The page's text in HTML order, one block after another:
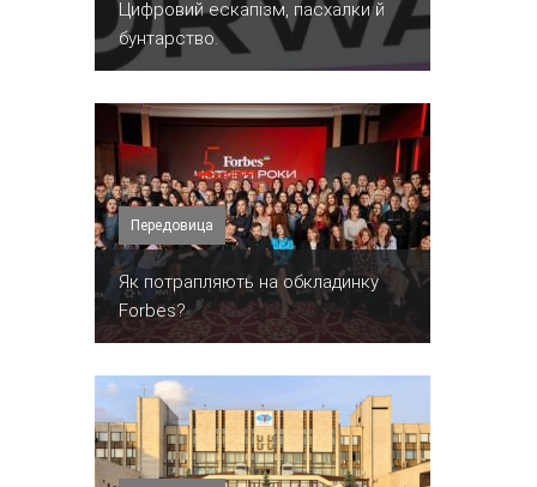
​Цифровий ескапізм, пасхалки й
бунтарство.
Передовица
​Як потрапляють на обкладинку
Forbes?